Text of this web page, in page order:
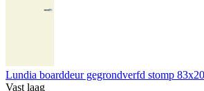
Lundia boarddeur gegrondverfd stomp
Vast laag